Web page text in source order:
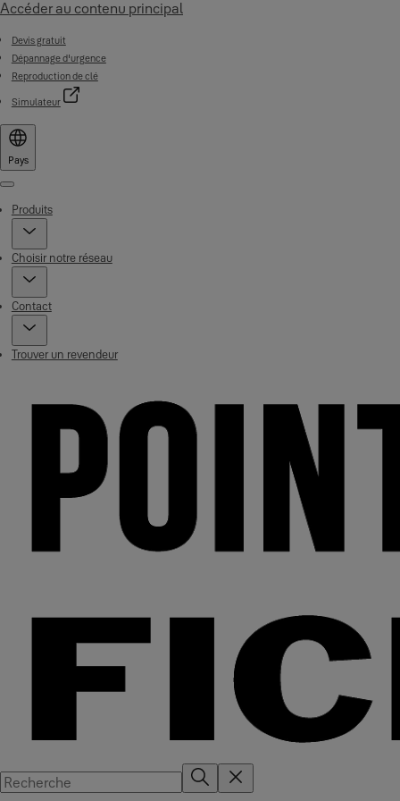
Accéder au contenu principal
Devis gratuit
Dépannage d'urgence
Reproduction de clé
Simulateur
Pays
Menu
Produits
Choisir notre réseau
Contact
Trouver un revendeur